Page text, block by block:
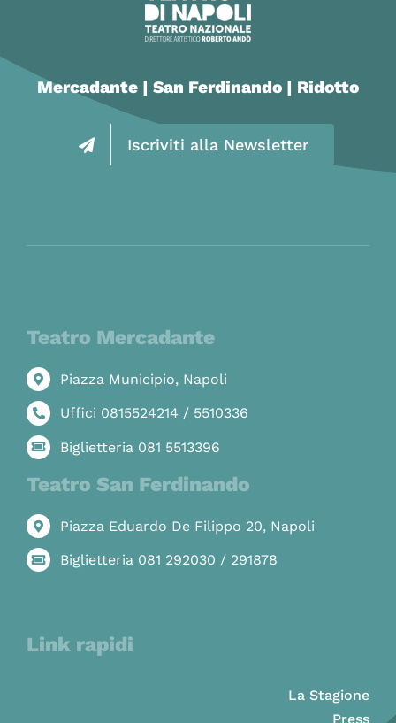
Mercadante | San Ferdinando | Ridotto
Iscriviti alla Newsletter
Teatro Mercadante
Piazza Municipio, Napoli
Uffici 0815524214 / 5510336
Biglietteria 081 5513396
Teatro San Ferdinando
Piazza Eduardo De Filippo 20, Napoli
Biglietteria 081 292030 / 291878
Link rapidi
La Stagione
Press